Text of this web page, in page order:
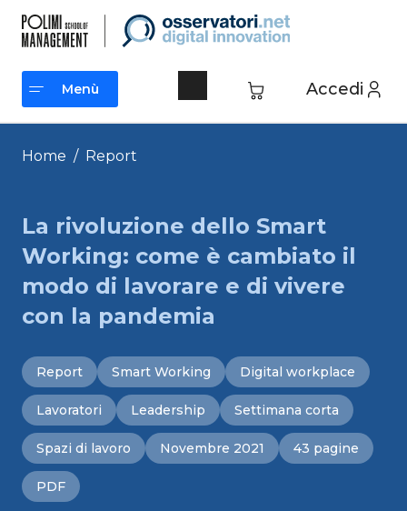
contenuto
Accedi
Menù
Menù
Home / Report
La rivoluzione dello Smart
Working: come è cambiato il
modo di lavorare e di vivere
con la pandemia
Report Smart Working Digital workplace
Lavoratori Leadership Settimana corta
Spazi di lavoro Novembre 2021 43 pagine
PDF